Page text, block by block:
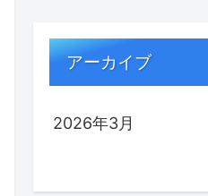
アーカイブ
2026年3月